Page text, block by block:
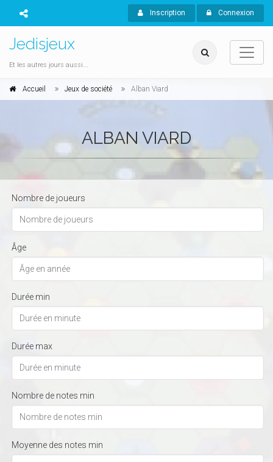
Inscription Connexion
Jedisjeux
Et les autres jours aussi...
Accueil Jeux de société Alban Viard
ALBAN VIARD
Nombre de joueurs
Âge
Durée min
Durée max
Nombre de notes min
Moyenne des notes min